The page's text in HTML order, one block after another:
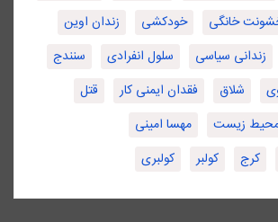
خانگی خودکشی
زندان اوین
زندانی سیاسی سلول انفرادی
سنندج
شلاق فقدان ایمنی کار
قتل
زیست
مهسا امینی
کرج کولبر کولبری